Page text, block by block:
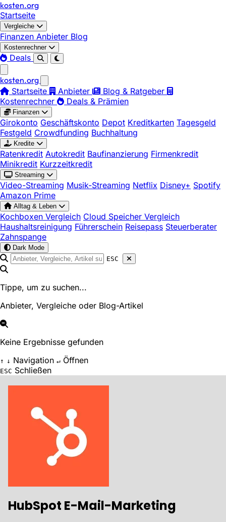
kosten.org
Startseite
Vergleiche
Finanzen Anbieter Blog
Kostenrechner
Deals
kosten.org
Startseite
Anbieter
Blog & Ratgeber
Kostenrechner
Deals & Prämien
Finanzen
Girokonto Geschäftskonto Depot Kreditkarten Tagesgeld
Festgeld Crowdfunding Buchhaltung
Kredite
Ratenkredit Autokredit Baufinanzierung Firmenkredit
Minikredit Kurzzeitkredit
Streaming
Video-Streaming Musik-Streaming Netflix Disney+ Spotify
Amazon Prime
Alltag & Leben
Kochboxen Vergleich Cloud Speicher Vergleich
Haushaltsreinigung Führerschein Reisepass Steuerberater
Zahnspange
Dark Mode
ESC
Tippe, um zu suchen...
Anbieter, Vergleiche oder Blog-Artikel
Keine Ergebnisse gefunden
↑ ↓ Navigation ↵ Öffnen
ESC Schließen
HubSpot E-Mail-Marketing